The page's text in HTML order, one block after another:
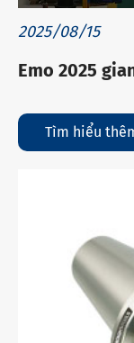
2025/08/15
Emo 2025
Tìm hiểu